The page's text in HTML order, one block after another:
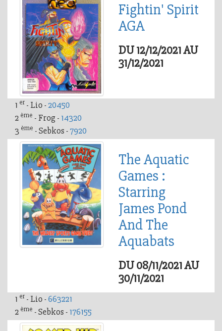
Fightin' Spirit
AGA
DU 12/12/2021 AU
31/12/2021
1 er - Lio -20450
2 ème - Frog - 14320
3 ème - Sebkos -7920
The Aquatic
Games :
Starring
James Pond
And The
Aquabats
DU 08/11/2021 AU
30/11/2021
1 er - Lio -663221
2 ème - Sebkos - 176155